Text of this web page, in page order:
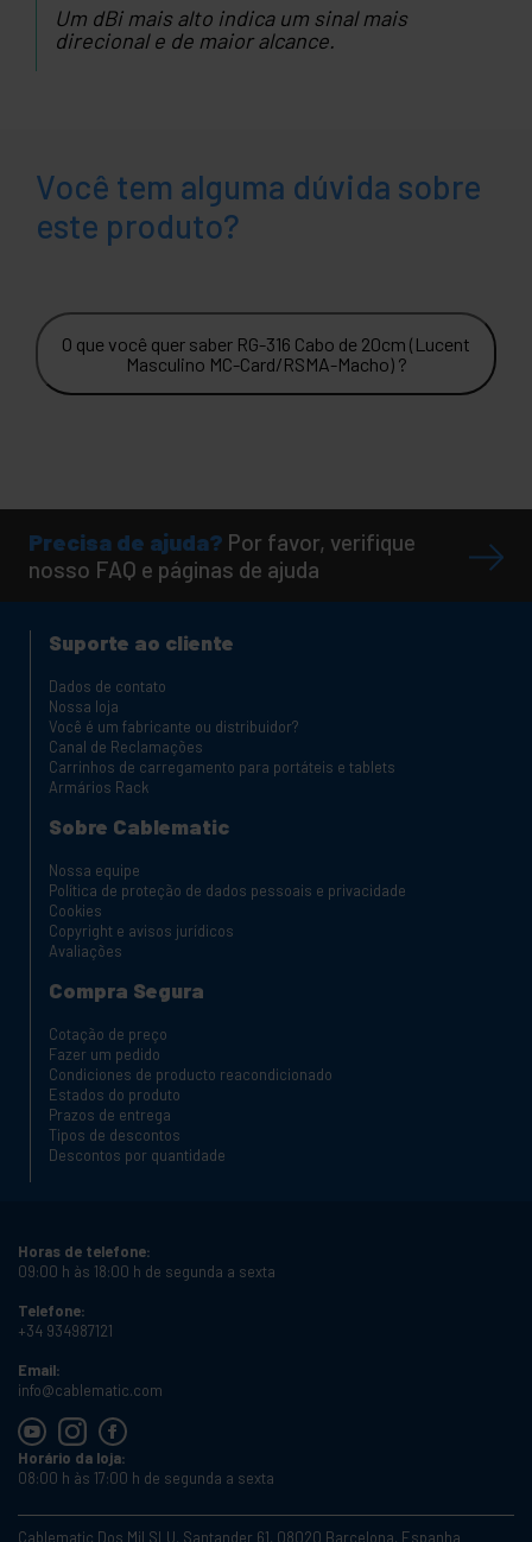
Um dBi mais alto indica um sinal mais
direcional e de maior alcance.
Você tem alguma dúvida sobre
este produto?
O que você quer saber RG-316 Cabo de 20cm (Lucent
Masculino MC-Card/RSMA-Macho) ?
Precisa de ajuda? Por favor, verifique
nosso FAQ e páginas de ajuda
Suporte ao cliente
Dados de contato
Nossa loja
Você é um fabricante ou distribuidor?
Canal de Reclamações
Carrinhos de carregamento para portáteis e tablets
Armários Rack
Sobre Cablematic
Nossa equipe
Política de proteção de dados pessoais e privacidade
Cookies
Copyright e avisos jurídicos
Avaliações
Compra Segura
Cotação de preço
Fazer um pedido
Condiciones de producto reacondicionado
Estados do produto
Prazos de entrega
Tipos de descontos
Descontos por quantidade
Horas de telefone:
09:00 h às 18:00 h de segunda a sexta
Telefone:
+34 934987121
Email:
info@cablematic.com
Horário da loja:
08:00 h às 17:00 h de segunda a sexta
Cablematic Dos Mil SLU, Santander 61, 08020 Barcelona, Espanha